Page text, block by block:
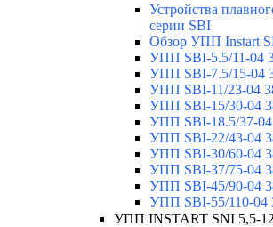
Устройства
серии SBI
Обзор УПП Instart
УПП SBI-5.5/11-04
УПП SBI-7.5/15-04
УПП SBI-11/23-04
УПП SBI-15/30-04
УПП SBI-18.5/37-
УПП SBI-22/43-04
УПП SBI-30/60-04
УПП SBI-37/75-04
УПП SBI-45/90-04
УПП SBI-55/110-04
УПП INSTART SNI 5,5-